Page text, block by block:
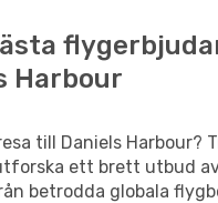
Harbour
till Daniels Harbour?
ett brett utbud
betrodda globala